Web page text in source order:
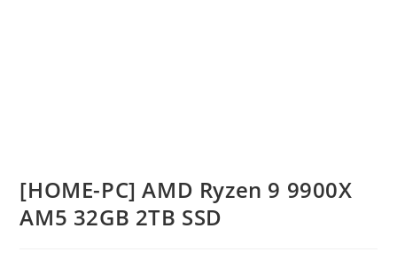
[HOME-PC] AMD Ryzen 9 9900X
AM5 32GB 2TB SSD